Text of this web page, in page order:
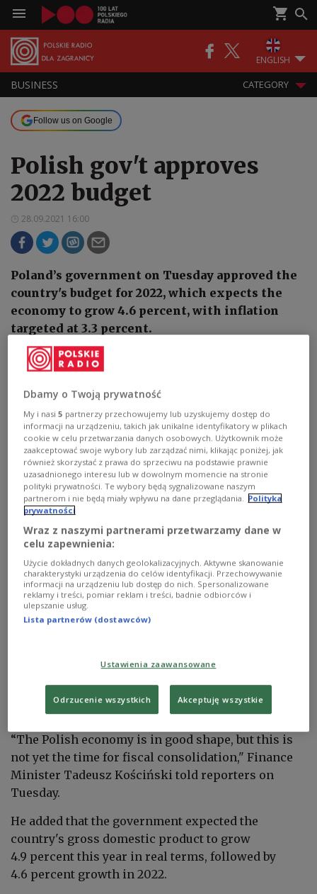
ENGLISH
BUSINESS CATEGORY
Follow us on Google
Polish gov't approves
2022 budget
28.09.2021 16:00
Poland’s government on Tuesday approved the
country's budget for 2022, which expects the
economy to grow 4.6 percent, with inflation
targeted at 3.3 percent.
Pixabay License Image by Fz from Pixabay
The country’s budget deficit is expected to be no
more than PLN 30.9 billion (around EUR 6.7 billion,
USD 7.8 billion) next year, and the target for the
general government deficit is 2.8 percent of
PLN 512.4 billion.
“The Polish economy is in good shape, but this is
not yet the time for fiscal consolidation," Finance
Minister Tadeusz Kościński told reporters on
Tuesday.
He added that the government expected the
country's gross domestic product to grow
4.9 percent this year in real terms, followed by
4.6 percent growth in 2022.
Dbamy o Twoją prywatność
My i nasi5 partnerzy przechowujemy lub uzyskujemy dostęp do
informacji na urządzeniu, takich jak unikalne identyfikatory w plikach
cookie w celu przetwarzania danych osobowych. Użytkownik może
zaakceptować swoje wybory lub zarządzać nimi, klikając poniżej, jak
również skorzystać z prawa do sprzeciwu na podstawie prawnie
uzasadnionego interesu lub w dowolnym momencie na stronie
polityki prywatności. Te wybory będą sygnalizowane naszym
partnerom i nie będą miały wpływu na dane przeglądania.
Polityka
prywatności
Wraz z naszymi partnerami przetwarzamy dane w
celu zapewnienia:
Użycie dokładnych danych geolokalizacyjnych. Aktywne skanowanie
charakterystyki urządzenia do celów identyfikacji. Przechowywanie
informacji na urządzeniu lub dostęp do nich. Spersonalizowane
reklamy i treści, pomiar reklam i treści, badnie odbiorców i
ulepszanie usług.
Lista partnerów (dostawców)
Ustawienia zaawansowane
Odrzucenie wszystkich Akceptuję wszystkie